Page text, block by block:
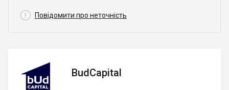
 Повідомити про неточність
BudCapital
BudCapital